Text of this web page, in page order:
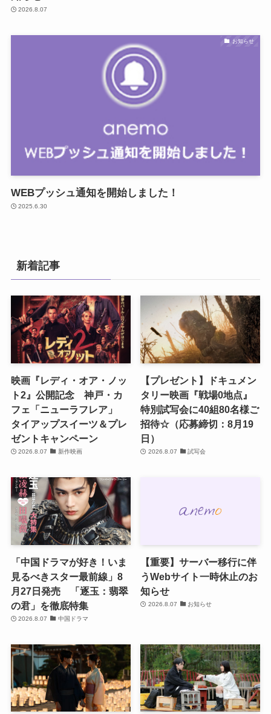
2026.8.07
お知らせ
WEBプッシュ通知を開始しました！
2025.6.30
新着記事
映画『レディ・オア・ノッ
ト2』公開記念 神戸・カ
フェ「ニューラフレア」
タイアップスイーツ＆プレ
ゼントキャンペーン
2026.8.07 新作映画
【プレゼント】ドキュメン
タリー映画『戦場0地点』
特別試写会に40組80名様ご
招待☆（応募締切：8月19
日）
2026.8.07 試写会
「中国ドラマが好き！いま
見るべきスター最前線」8
月27日発売 「逐玉：翡翠
の君」を徹底特集
2026.8.07 中国ドラマ
【重要】サーバー移行に伴
うWebサイト一時休止のお
知らせ
2026.8.07 お知らせ